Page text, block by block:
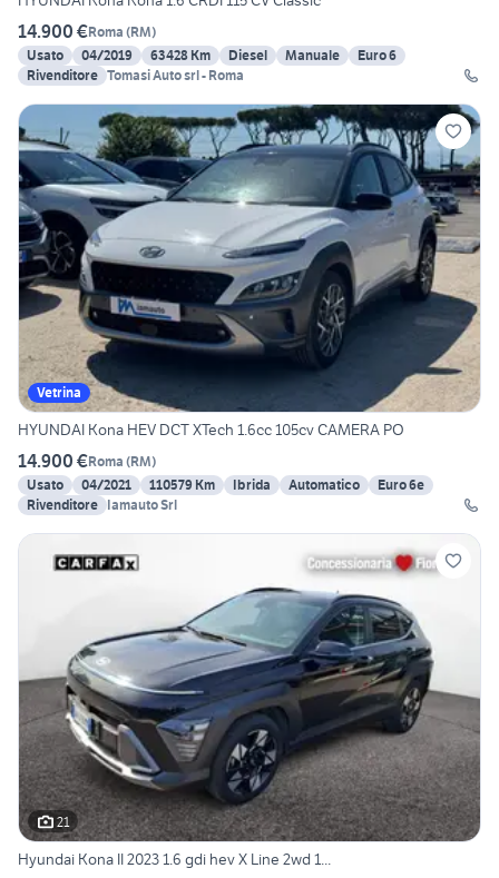
14.900 €Roma (RM)
Usato
04/2019 63428 Km Diesel Manuale
Euro 6
Rivenditore Tomasi Auto srl - Roma
Vetrina
HYUNDAI Kona HEV DCT XTech 1.6cc 105cv CAMERA PO
14.900 €Roma (RM)
Usato
04/2021 110579 Km Ibrida Automatico
Euro 6e
Rivenditore Iamauto Srl
21
Hyundai Kona II 2023 1.6 gdi hev X Line 2wd 1...